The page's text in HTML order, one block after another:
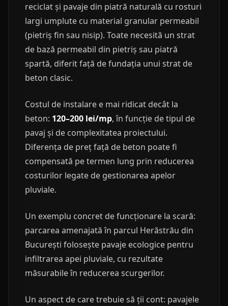
reciclat și pavaje din piatră naturală cu rosturi
largi umplute cu material granular permeabil
(pietriș fin sau nisip). Toate necesită un strat
de bază permeabil din pietriș sau piatră
spartă, diferit față de fundația unui strat de
beton clasic.
Costul de instalare e mai ridicat decât la
beton: 120–200 lei/mp, în funcție de tipul de
pavaj și de complexitatea proiectului.
Diferența de preț față de beton poate fi
compensată pe termen lung prin reducerea
costurilor legate de gestionarea apelor
pluviale.
Un exemplu concret de funcționare la scară:
parcarea amenajată în parcul Herăstrău din
București folosește pavaje ecologice pentru
infiltrarea apei pluviale, cu rezultate
măsurabile în reducerea scurgerilor.
Un aspect de care trebuie să ții cont: pavajele